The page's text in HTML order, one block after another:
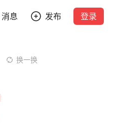
消息 发布 登录
换一换